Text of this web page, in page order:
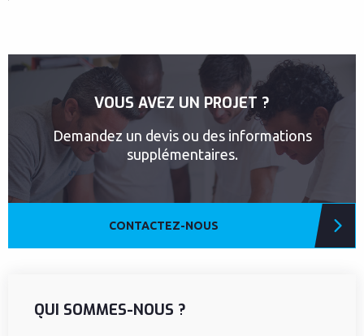
VOUS AVEZ UN PROJET ?
Demandez un devis ou des informations
supplémentaires.
CONTACTEZ-NOUS
QUI SOMMES-NOUS ?